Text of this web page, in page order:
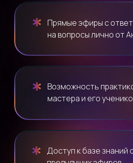
Прямые эфиры с
на вопросы лично от
Возможность
мастера и его
Доступ к базе знаний